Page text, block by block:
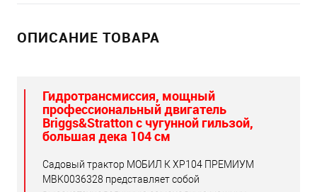
ОПИСАНИЕ ТОВАРА
Гидротрансмиссия, мощный
профессиональный двигатель
Briggs&Stratton с чугунной гильзой,
большая дека 104 см
Садовый трактор МОБИЛ К XP104 ПРЕМИУМ
MBK0036328 представляет собой